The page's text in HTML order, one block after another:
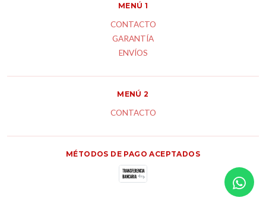
MENÚ 1
CONTACTO
GARANTÍA
ENVÍOS
MENÚ 2
CONTACTO
MÉTODOS DE PAGO ACEPTADOS